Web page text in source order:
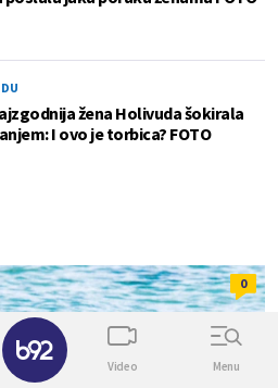
žena Holivuda šokirala
I ovo je torbica? FOTO
0
Video Menu
✕